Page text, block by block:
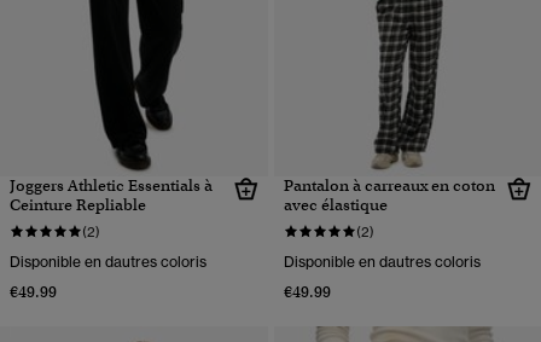
Joggers Athletic Essentials à
Ceinture Repliable
(2)
Disponible en dautres coloris
€49.99
Pantalon à carreaux en coton
avec élastique
(2)
Disponible en dautres coloris
€49.99